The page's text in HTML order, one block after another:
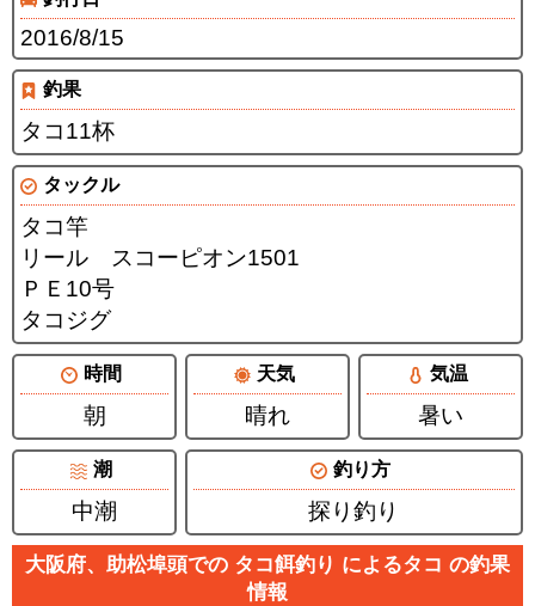
2016/8/15
釣果
タコ11杯
タックル
タコ竿
リール スコーピオン1501
ＰＥ10号
タコジグ
時間
朝
天気
晴れ
気温
暑い
潮
中潮
釣り方
探り釣り
大阪府、助松埠頭での タコ餌釣り によるタコ の釣果
情報